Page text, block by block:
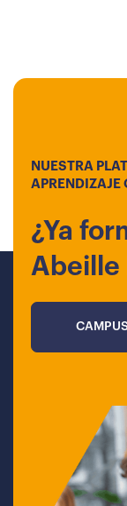
NUESTRA
APRENDIZAJE
¿Ya
Abeille